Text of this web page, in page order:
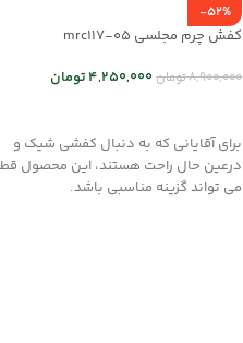
-52%
کفش چرم مجلسی mrc117-05
8,900,000تومان4,250,000تومان
برای آقایانی که به دنبال کفشی شیک و
درعین حال راحت هستند، این محصول
می تواند گزینه مناسبی باشد.